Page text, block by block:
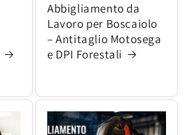
Abbigliamento da
Lavoro per Boscaiolo
– Antitaglio Motosega
e DPI Forestali